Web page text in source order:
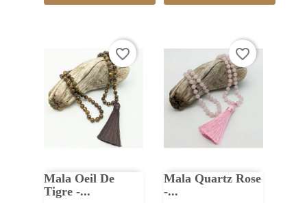
Mala Oeil De
Tigre -...
favorite_border
Mala Quartz Rose
-...
favorite_border